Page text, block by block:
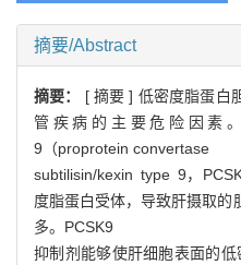
摘要/Abstract
摘要： [ 摘要 ] 低密度脂蛋白
管疾病的主要危险因素
9（proprotein convertase
subtilisin/kexin type 9，
度脂蛋白受体，导致肝摄取的
多。PCSK9
抑制剂能够使肝细胞表面的